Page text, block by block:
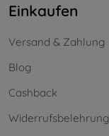
Einkaufen
Versand & Zahlung
Blog
Cashback
Widerrufsbelehrung